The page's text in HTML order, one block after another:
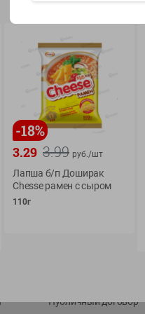
О сервисе
Оплата
Условия доставки
Публичный договор
-18%
3.99
3.29 руб./шт
Лапша б/п Доширак
Chesse рамен с сыром
110г